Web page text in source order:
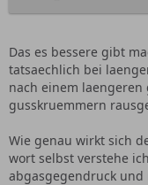
Das es bessere gibt
tatsaechlich bei
nach einem
gusskruemmern
Wie genau wirkt sich
wort selbst verstehe
abgasgegendruck